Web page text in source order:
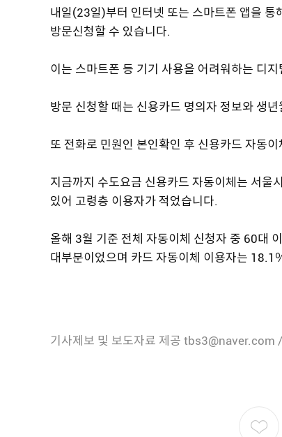
내일(23일)부터 인터넷 또는 스마트폰 앱을 통
방문신청할 수 있습니다.
이는 스마트폰 등 기기 사용을 어려워하는 디
방문 신청할 때는 신용카드 명의자 정보와 생
또 전화로 민원인 본인확인 후 신용카드 자동
지금까지 수도요금 신용카드 자동이체는 서울
있어 고령층 이용자가 적었습니다.
올해 3월 기준 전체 자동이체 신청자 중 60대
대부분이었으며 카드 자동이체 이용자는 18.1
기사제보 및 보도자료 제공